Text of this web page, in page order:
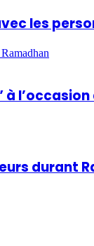
les
à
durant